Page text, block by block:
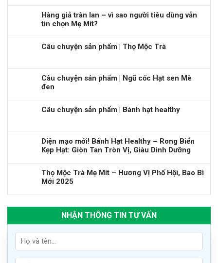
Hàng giả tràn lan – vì sao người tiêu dùng vẫn
tin chọn Mẹ Mít?
Câu chuyện sản phẩm | Thọ Mộc Trà
Câu chuyện sản phẩm | Ngũ cốc Hạt sen Mè
đen
Câu chuyện sản phẩm | Bánh hạt healthy
Diện mạo mới! Bánh Hạt Healthy – Rong Biển
Kẹp Hạt: Giòn Tan Tròn Vị, Giàu Dinh Dưỡng
Thọ Mộc Trà Mẹ Mít – Hương Vị Phố Hội, Bao Bì
Mới 2025
NHẬN THÔNG TIN TƯ VẤN